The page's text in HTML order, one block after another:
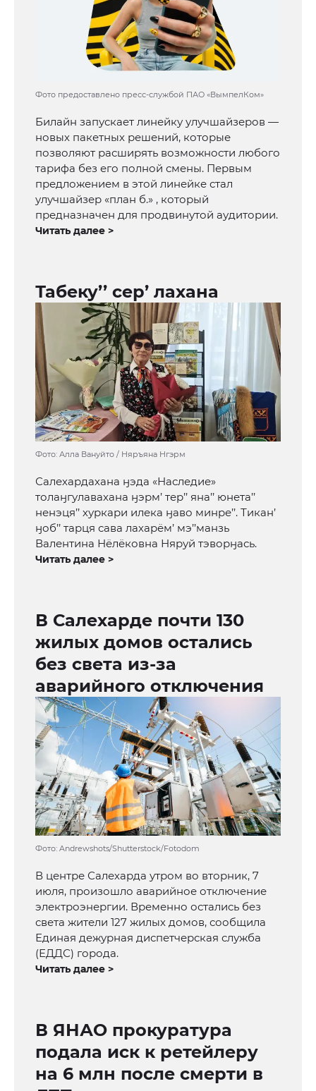
Фото предоставлено пресс-службой ПАО «ВымпелКом»
Билайн запускает линейку улучшайзеров —
новых пакетных решений, которые
позволяют расширять возможности любого
тарифа без его полной смены. Первым
предложением в этой линейке стал
улучшайзер «план б.» , который
предназначен для продвинутой аудитории.
Читать далее >
Табеку’’ сер’ лахана
Фото: Алла Вануйто / Няръяна Нгэрм
Салехардахана ӈэда «Наследие»
толаӈгулавахана ӈэрм’ тер’’ яна’’ юнета’’
ненэця’’ хуркари илека ӈаво минре’’. Тикан’
ӈоб’’ тарця сава лахарём’ мэ’’манзь
Валентина Нёлёковна Няруй тэворӈась.
Читать далее >
В Салехарде почти 130
жилых домов остались
без света из-за
аварийного отключения
Фото: Andrewshots/Shutterstock/Fotodom
В центре Салехарда утром во вторник, 7
июля, произошло аварийное отключение
электроэнергии. Временно остались без
света жители 127 жилых домов, сообщила
Единая дежурная диспетчерская служба
(ЕДДС) города.
Читать далее >
В ЯНАО прокуратура
подала иск к ретейлеру
на 6 млн после смерти в